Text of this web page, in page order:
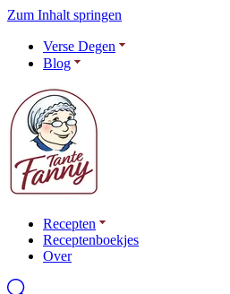
Zum Inhalt springen
Verse Degen
Blog
Recepten
Receptenboekjes
Over